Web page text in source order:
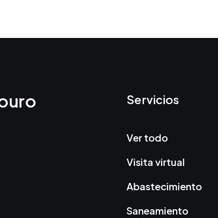
Servicios
Ver todo
Visita virtual
Abastecimiento
Saneamiento